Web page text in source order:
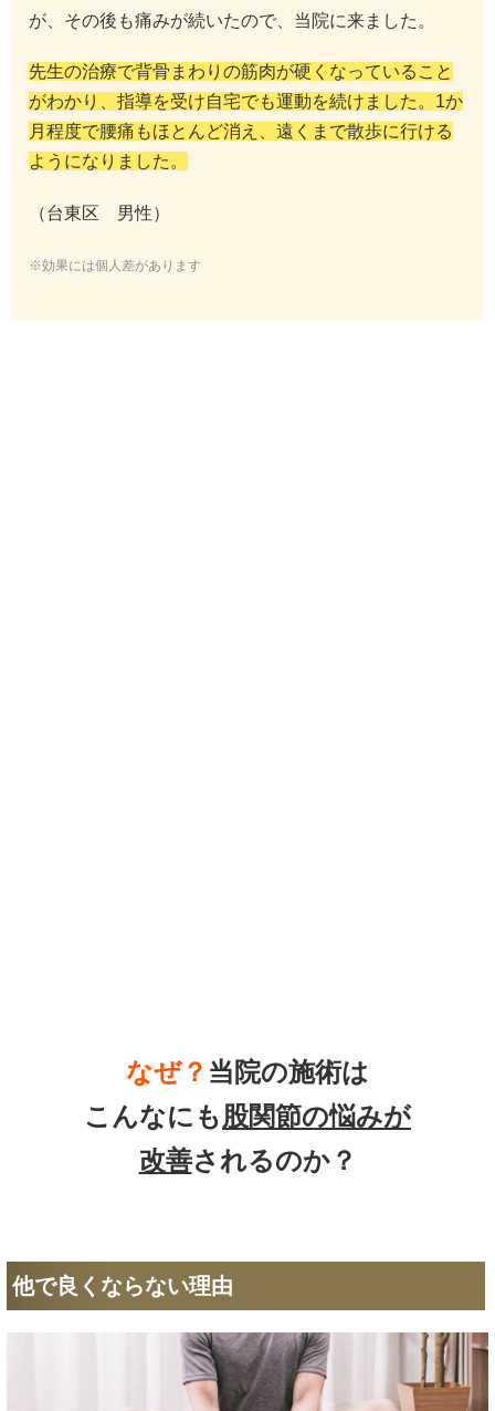
が、その後も痛みが続いたので、当院に来ました。
先生の治療で背骨まわりの筋肉が硬くなっていること
がわかり、指導を受け自宅でも運動を続けました。1か
月程度で腰痛もほとんど消え、遠くまで散歩に行ける
ようになりました。
（台東区 男性）
※効果には個人差があります
なぜ？ 当院の施術は
こんなにも股関節の悩みが
改善されるのか？
他で良くならない理由